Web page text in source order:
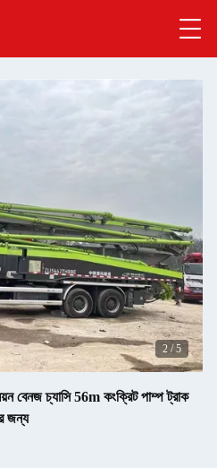
2 /5
বেনজ চ্যাসি 56m কংক্রিট পাম্প ট্রাক
জন্য